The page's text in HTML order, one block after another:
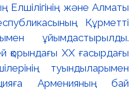
Елшілігінің және Алматы
Құрметті
ұйымдастырылды.
қорындағы ХХ ғасырдағы
туындыларымен
Арменияның бай